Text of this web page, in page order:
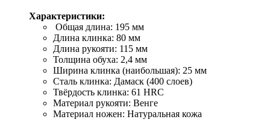
Характеристики:
Общая длина: 195 мм
Длина клинка: 80 мм
Длина рукояти: 115 мм
Толщина обуха: 2,4 мм
Ширина клинка (наибольшая): 25 мм
Сталь клинка: Дамаск (400 слоев)
Твёрдость клинка: 61 HRC
Материал рукояти: Венге
Материал ножен: Натуральная кожа